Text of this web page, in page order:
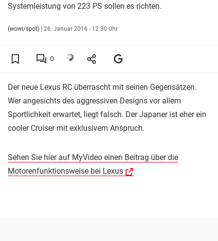
Systemleistung von 223 PS sollen es richten.
(wowi/spot) | 26. Januar 2016 - 12:30 Uhr
0
Der neue Lexus RC überrascht mit seinen Gegensätzen.
Wer angesichts des aggressiven Designs vor allem
Sportlichkeit erwartet, liegt falsch. Der Japaner ist eher ein
cooler Cruiser mit exklusivem Anspruch.
Sehen Sie hier auf MyVideo einen Beitrag über die
Motorenfunktionsweise bei Lexus